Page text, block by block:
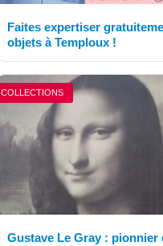
Faites expertiser
objets à Temploux !
COLLECTIONS
Gustave Le Gray : pionnier